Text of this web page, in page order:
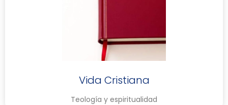
Vida Cristiana
Teología y espiritualidad